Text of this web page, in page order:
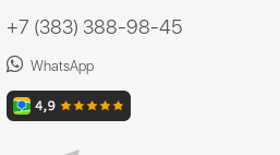
+7 (383) 388-98-45
WhatsApp